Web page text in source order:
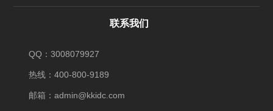
联系我们
QQ：3008079927
热线：400-800-9189
邮箱：admin@kkidc.com